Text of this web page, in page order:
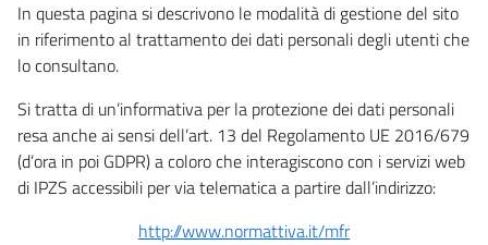
In questa pagina si descrivono le modalità di gestione del sito
in riferimento al trattamento dei dati personali degli utenti che
lo consultano.
Si tratta di un’informativa per la protezione dei dati personali
resa anche ai sensi dell’art. 13 del Regolamento UE 2016/679
(d’ora in poi GDPR) a coloro che interagiscono con i servizi web
di IPZS accessibili per via telematica a partire dall’indirizzo:
http://www.normattiva.it/mfr